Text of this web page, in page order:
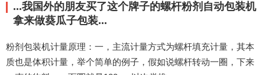
...我国外的朋友买了这个牌子的螺杆粉剂自动包装机
拿来做葵瓜子包装...
粉剂包装机计量原理：一，主流计量方式为螺杆填充计量，其本
质也是体积计量，举个简单的例子，假如说螺杆转动一圈，下来